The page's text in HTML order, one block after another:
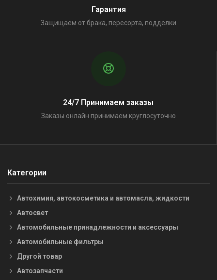
Гарантия
Защищаем от брака, пересорта, подделки
24/7 Принимаем заказы
Заказы онлайн принимаем круглосуточно
Категории
Автохимия, автокосметика и автомасла, жидкости
Автосвет
Автомобильные принадлежности и аксессуары
Автомобильные фильтры
Другой товар
Автозапчасти